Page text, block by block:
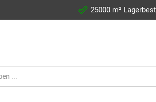
25000 m²